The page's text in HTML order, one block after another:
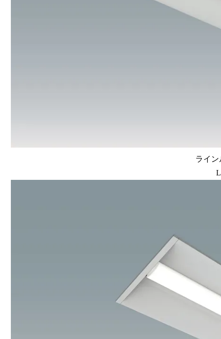
ライン